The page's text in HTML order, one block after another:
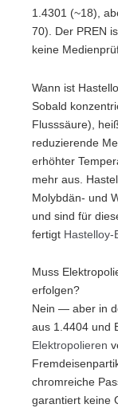
1.4301 (~18),
70). Der PREN
keine
Wann ist
Sobald
Flusssäure),
reduzierende
erhöhter
mehr aus.
Molybdän- und
und sind für
fertigt Hastelloy-
Muss
erfolgen?
Nein — aber in
aus 1.4404 und
Elektropolieren
chromreiche
garantiert keine